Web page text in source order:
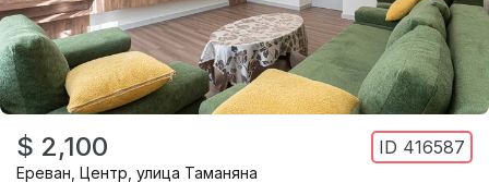
$ 2,100 ID 416587
Ереван Центр улица Таманяна